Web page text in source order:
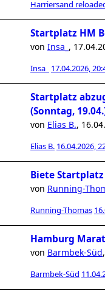
Harriersand
Startplatz HM
von Insa_ ,
Insa_ 17.04.2026,
Startplatz
(Sonntag,
von Elias B.,
Elias B. 16.04.2026,
Biete
von Running-
Running-Thomas
Hamburg
von Barmbek-Süd,
Barmbek-Süd